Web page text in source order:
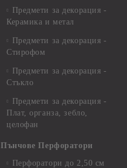
Предмети за декорация -
Керамика и метал
Предмети за декорация -
Стирофом
Предмети за декорация -
Стъкло
Предмети за декорация -
Плат, органза, зебло,
целофан
Пънчове Перфоратори
Перфоратори до 2,50 см